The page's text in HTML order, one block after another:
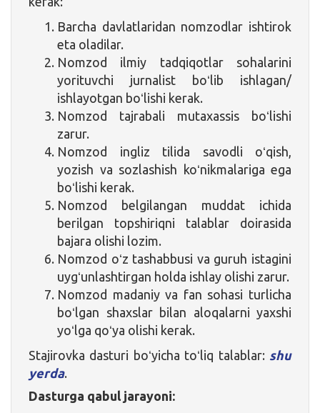
Barcha davlatlaridan nomzodlar ishtirok
eta oladilar.
Nomzod ilmiy tadqiqotlar sohalarini
yorituvchi jurnalist boʻlib ishlagan/
ishlayotgan boʻlishi kerak.
Nomzod tajrabali mutaxassis boʻlishi
zarur.
Nomzod ingliz tilida savodli oʻqish,
yozish va sozlashish koʻnikmalariga ega
boʻlishi kerak.
Nomzod belgilangan muddat ichida
berilgan topshiriqni talablar doirasida
bajara olishi lozim.
Nomzod oʻz tashabbusi va guruh istagini
uygʻunlashtirgan holda ishlay olishi zarur.
Nomzod madaniy va fan sohasi turlicha
boʻlgan shaxslar bilan aloqalarni yaxshi
yoʻlga qoʻya olishi kerak.
Stajirovka dasturi boʻyicha toʻliq talablar: shu
yerda.
Dasturga qabul jarayoni: